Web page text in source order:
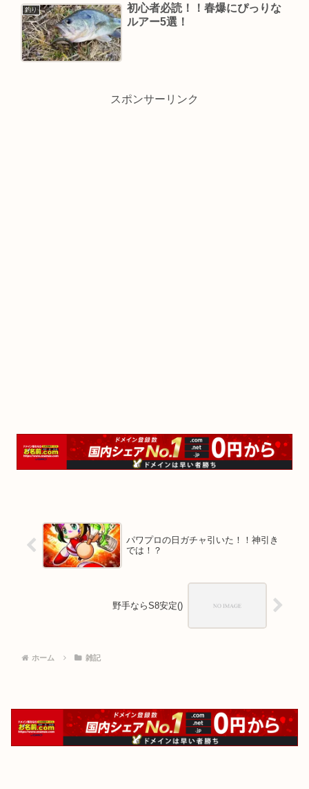
釣り
初心者必読！！春爆にぴっりな
ルアー5選！
スポンサーリンク
パワプロの日ガチャ引いた！！神引き
では！？
野手ならS8安定()
ホーム 雑記